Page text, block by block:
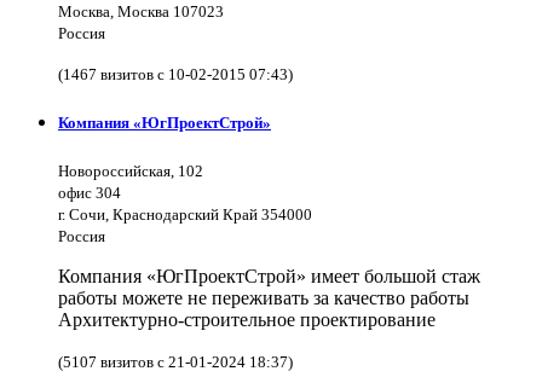
Москва, Москва 107023
Россия
(1467 визитов с 10-02-2015 07:43)
Компания «ЮгПроектСтрой»
Новороссийская, 102
офис 304
г. Сочи, Краснодарский Край 354000
Россия
Компания «ЮгПроектСтрой» имеет большой стаж
работы можете не переживать за качество работы
Архитектурно-строительное проектирование
(5107 визитов с 21-01-2024 18:37)